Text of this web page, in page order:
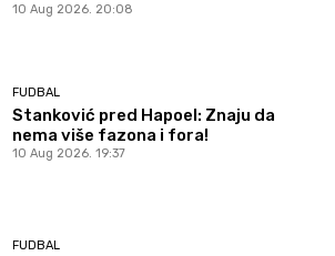
10 Aug 2026. 20:08
FUDBAL
Stanković pred Hapoel: Znaju da
nema više fazona i fora!
10 Aug 2026. 19:37
FUDBAL